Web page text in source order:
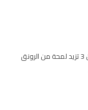
حلية أبق موتوسيكل هوجن 3 تزيد لمحة من الرونق